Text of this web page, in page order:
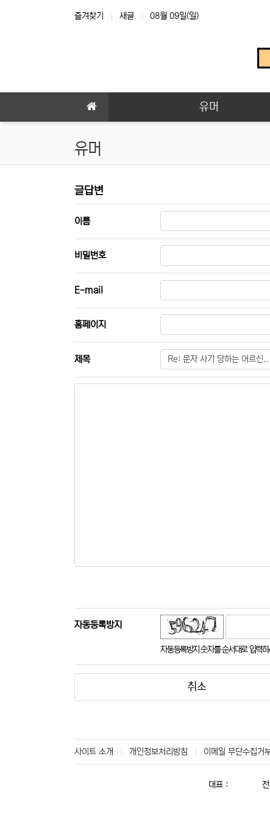
즐겨찾기 새글 08월 09일(일)
유머
유머
유머 글답변
글답변
이름필수
비밀번호필수
E-mail
홈페이지
제목필수
자동등록방지
자동등록방지 숫자를 순서대로 입력하
취소
사이트 소개 개인정보처리방침 이메일 무단수집거
대표 :